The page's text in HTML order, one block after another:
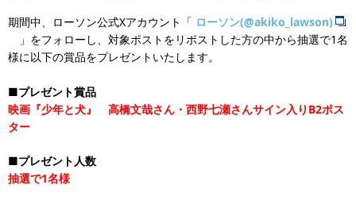
期間中、ローソン公式Xアカウント「 ローソン(@akiko_lawson)
」をフォローし、対象ポストをリポストした方の中から抽選で1名
様に以下の賞品をプレゼントいたします。
■プレゼント賞品
映画『少年と犬』 高橋文哉さん・西野七瀬さんサイン入りB2ポス
ター
■プレゼント人数
抽選で1名様